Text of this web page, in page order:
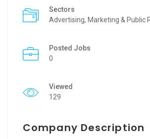
Sectors
Advertising, Marketing & Public
Posted Jobs
0
Viewed
129
Company Description